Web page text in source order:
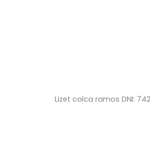
Lizet colca ramos DNI: